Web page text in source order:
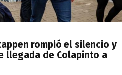
rompió el silencio y
llegada de Colapinto a